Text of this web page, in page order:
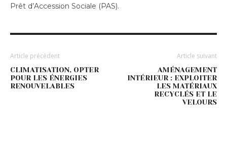
Prêt d’Accession Sociale (PAS).
Article précédent
CLIMATISATION, OPTER
POUR LES ÉNERGIES
RENOUVELABLES
Article suivant
AMÉNAGEMENT
INTÉRIEUR : EXPLOITER
LES MATÉRIAUX
RECYCLÉS ET LE
VELOURS